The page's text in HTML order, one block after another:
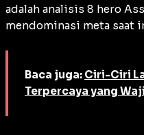
adalah analisis 8 hero
mendominasi meta saat
Baca juga: Ciri-Ciri
Terpercaya yang